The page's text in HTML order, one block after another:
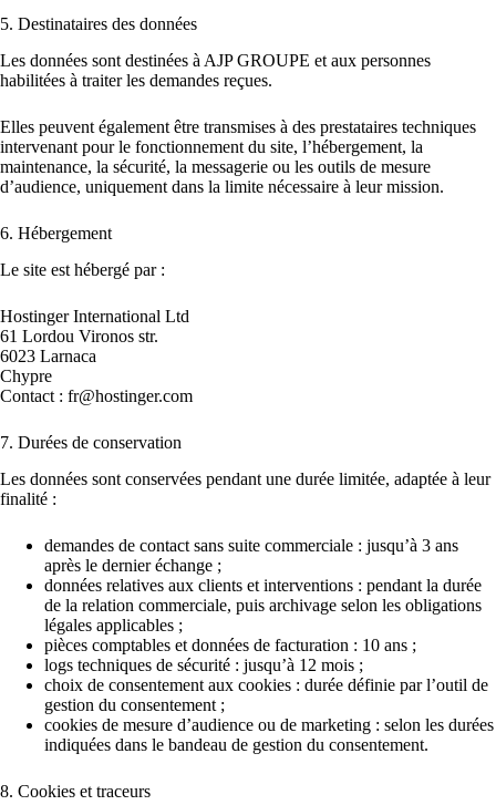
5. Destinataires des données
Les données sont destinées à AJP GROUPE et aux personnes
habilitées à traiter les demandes reçues.
Elles peuvent également être transmises à des prestataires techniques
intervenant pour le fonctionnement du site, l’hébergement, la
maintenance, la sécurité, la messagerie ou les outils de mesure
d’audience, uniquement dans la limite nécessaire à leur mission.
6. Hébergement
Le site est hébergé par :
Hostinger International Ltd
61 Lordou Vironos str.
6023 Larnaca
Chypre
Contact : fr@hostinger.com
7. Durées de conservation
Les données sont conservées pendant une durée limitée, adaptée à leur
finalité :
demandes de contact sans suite commerciale : jusqu’à 3 ans
après le dernier échange ;
données relatives aux clients et interventions : pendant la durée
de la relation commerciale, puis archivage selon les obligations
légales applicables ;
pièces comptables et données de facturation : 10 ans ;
logs techniques de sécurité : jusqu’à 12 mois ;
choix de consentement aux cookies : durée définie par l’outil de
gestion du consentement ;
cookies de mesure d’audience ou de marketing : selon les durées
indiquées dans le bandeau de gestion du consentement.
8. Cookies et traceurs